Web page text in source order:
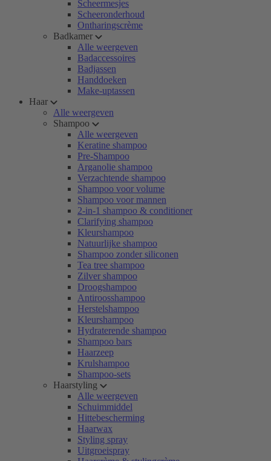
Scheermesjes
Scheeronderhoud
Ontharingscrème
Badkamer
Alle weergeven
Badaccessoires
Badjassen
Handdoeken
Make-uptassen
Haar
Alle weergeven
Shampoo
Alle weergeven
Keratine shampoo
Pre-Shampoo
Arganolie shampoo
Verzachtende shampoo
Shampoo voor volume
Shampoo voor mannen
2-in-1 shampoo & conditioner
Clarifying shampoo
Kleurshampoo
Natuurlijke shampoo
Shampoo zonder siliconen
Tea tree shampoo
Zilver shampoo
Droogshampoo
Antiroosshampoo
Herstelshampoo
Kleurshampoo
Hydraterende shampoo
Shampoo bars
Haarzeep
Krulshampoo
Shampoo-sets
Haarstyling
Alle weergeven
Schuimmiddel
Hittebescherming
Haarwax
Styling spray
Uitgroeispray